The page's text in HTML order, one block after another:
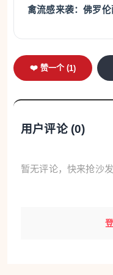
禽流感来袭：佛罗
❤️ 赞一个 (1)
用户评论 (0)
暂无评论，快来抢沙